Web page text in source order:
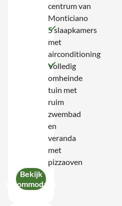
centrum van
Monticiano
5 slaapkamers
met
airconditioning
Volledig
omheinde
tuin met
ruim
zwembad
en
veranda
met
pizzaoven
Bekijk
accommodatie